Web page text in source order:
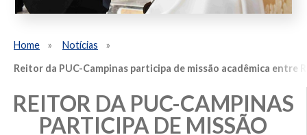
Home
Notícias
Reitor da PUC-Campinas participa de missão acadêmica entre
REITOR DA PUC-CAMPINAS
PARTICIPA DE MISSÃO